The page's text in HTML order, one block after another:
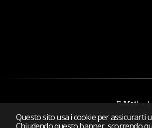
Questo sito usa i cookie per assicurarti
E-Mail »|